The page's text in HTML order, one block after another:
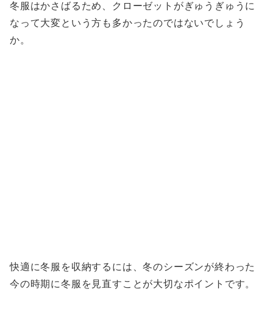
冬服はかさばるため、クローゼットがぎゅうぎゅうに
なって大変という方も多かったのではないでしょう
か。
快適に冬服を収納するには、冬のシーズンが終わった
今の時期に冬服を見直すことが大切なポイントです。